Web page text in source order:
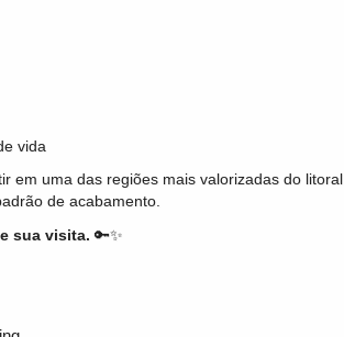
vida
em uma das regiões mais valorizadas do litoral
de acabamento.
sua visita. 🔑✨